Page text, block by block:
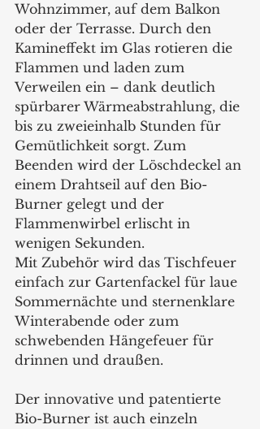
Wohnzimmer, auf dem Balkon
oder der Terrasse. Durch den
Kamineffekt im Glas rotieren die
Flammen und laden zum
Verweilen ein – dank deutlich
spürbarer Wärmeabstrahlung, die
bis zu zweieinhalb Stunden für
Gemütlichkeit sorgt. Zum
Beenden wird der Löschdeckel an
einem Drahtseil auf den Bio-
Burner gelegt und der
Flammenwirbel erlischt in
wenigen Sekunden.
Mit Zubehör wird das Tischfeuer
einfach zur Gartenfackel für laue
Sommernächte und sternenklare
Winterabende oder zum
schwebenden Hängefeuer für
drinnen und draußen.
Der innovative und patentierte
Bio-Burner ist auch einzeln